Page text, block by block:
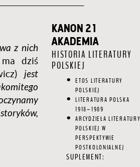
KANON 21
AKADEMIA
HISTORIA LITERATURY
POLSKIEJ
ETOS LITERATURY
POLSKIEJ
LITERATURA POLSKA
1918–1989
ARCYDZIEŁA LITERATURY
POLSKIEJ W
PERSPEKTYWIE
POSTKOLONIALNEJ
SUPLEMENT:
z nich
dziś
jest